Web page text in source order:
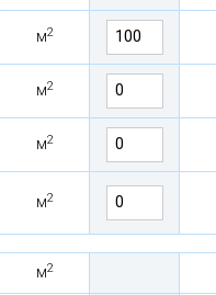
м2
м2
м2
м2
м2